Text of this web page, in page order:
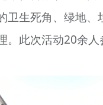
人才
卫生死角、绿地、
。此次活动20余人